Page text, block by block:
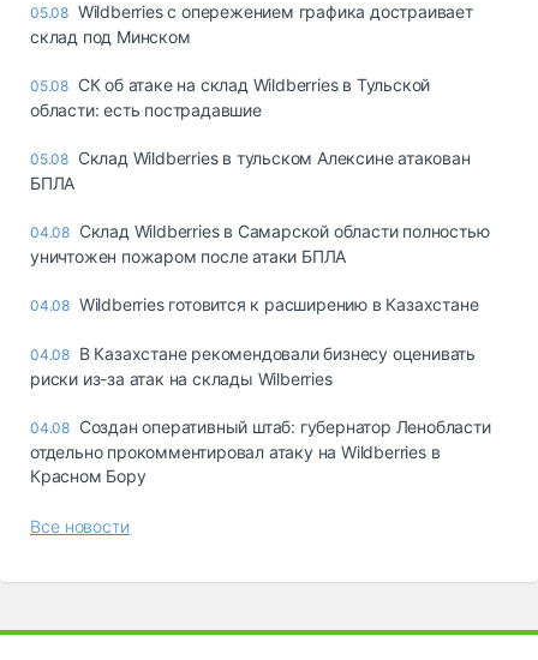
05.08 Wildberries с опережением графика достраивает
склад под Минском
05.08 СК об атаке на склад Wildberries в Тульской
области: есть пострадавшие
05.08 Склад Wildberries в тульском Алексине атакован
БПЛА
04.08 Склад Wildberries в Самарской области полностью
уничтожен пожаром после атаки БПЛА
04.08 Wildberries готовится к расширению в Казахстане
04.08 В Казахстане рекомендовали бизнесу оценивать
риски из-за атак на склады Wilberries
04.08 Создан оперативный штаб: губернатор Ленобласти
отдельно прокомментировал атаку на Wildberries в
Красном Бору
Все новости